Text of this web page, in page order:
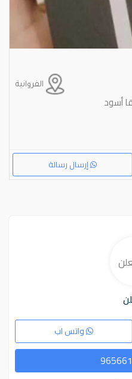
الفروانية
إرسال رسالة
واتس اب